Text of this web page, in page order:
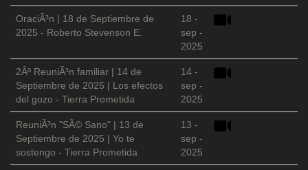
OraciÃ³n | 18 de Septiembre de
2025 - Roberto Stevenson E.
18 -
sep -
2025
2Âª ReuniÃ³n familiar | 14 de
Septiembre de 2025 | Los efectos
del gozo - Tierra Prometida
14 -
sep -
2025
ReuniÃ³n "SÃ© Sano" | 13 de
Septiembre de 2025 | Yo te
sostengo - Tierra Prometida
13 -
sep -
2025